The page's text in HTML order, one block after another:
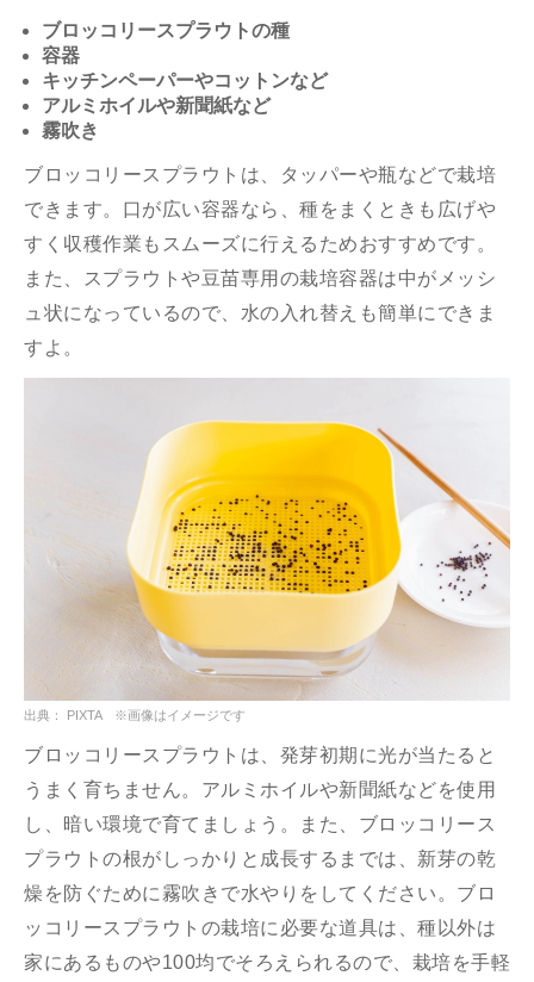
ブロッコリースプラウトの種
容器
キッチンペーパーやコットンなど
アルミホイルや新聞紙など
霧吹き
ブロッコリースプラウトは、タッパーや瓶などで栽培
できます。口が広い容器なら、種をまくときも広げや
すく収穫作業もスムーズに行えるためおすすめです。
また、スプラウトや豆苗専用の栽培容器は中がメッシ
ュ状になっているので、水の入れ替えも簡単にできま
すよ。
出典： PIXTA ※画像はイメージです
ブロッコリースプラウトは、発芽初期に光が当たると
うまく育ちません。アルミホイルや新聞紙などを使用
し、暗い環境で育てましょう。また、ブロッコリース
プラウトの根がしっかりと成長するまでは、新芽の乾
燥を防ぐために霧吹きで水やりをしてください。ブロ
ッコリースプラウトの栽培に必要な道具は、種以外は
家にあるものや100均でそろえられるので、栽培を手軽